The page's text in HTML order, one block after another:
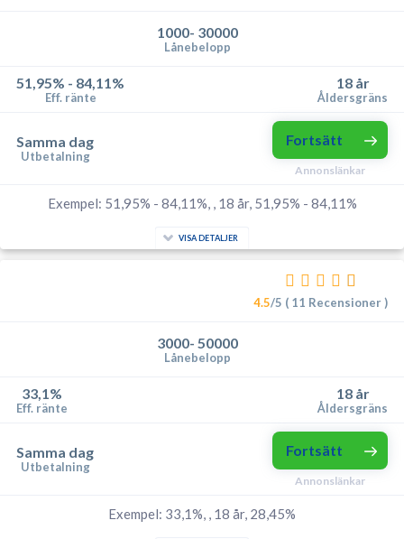
1000- 30000
Lånebelopp
51,95% - 84,11%
Eff. ränte
18 år
Åldersgräns
Samma dag
Utbetalning
Fortsätt
Annonslänkar
Exempel: 51,95% - 84,11%, , 18 år, 51,95% - 84,11%
VISA DETALJER
4.5/5 ( 11 Recensioner )
3000- 50000
Lånebelopp
33,1%
Eff. ränte
18 år
Åldersgräns
Samma dag
Utbetalning
Fortsätt
Annonslänkar
Exempel: 33,1%, , 18 år, 28,45%